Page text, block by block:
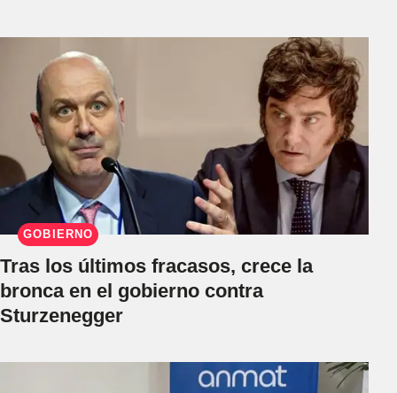
GOBIERNO
Tras los últimos fracasos, crece la
bronca en el gobierno contra
Sturzenegger